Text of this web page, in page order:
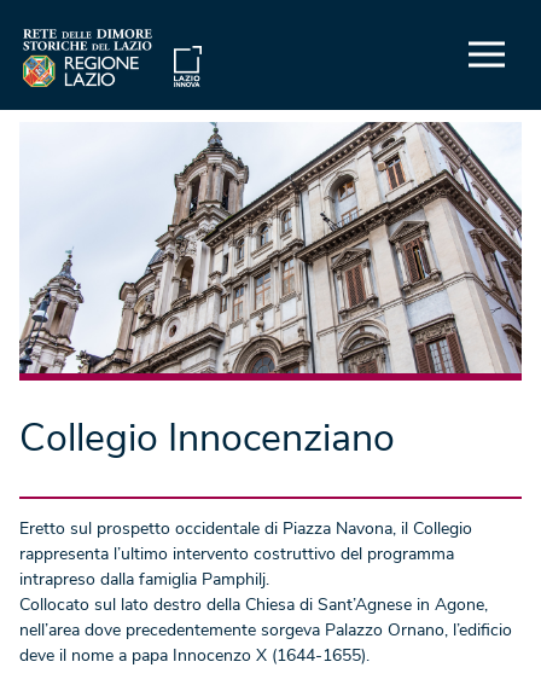
Collegio Innocenziano
Eretto sul prospetto occidentale di Piazza Navona, il Collegio
rappresenta l’ultimo intervento costruttivo del programma
intrapreso dalla famiglia Pamphilj.
Collocato sul lato destro della Chiesa di Sant’Agnese in Agone,
nell’area dove precedentemente sorgeva Palazzo Ornano, l’edificio
deve il nome a papa Innocenzo X (1644-1655).